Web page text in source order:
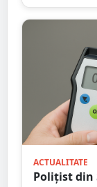
ACTUALITATE
Polițist din